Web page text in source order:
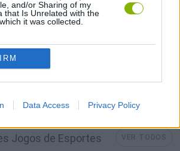
and/or Sharing of my
that Is Unrelated with the
it was collected.
Data Access Privacy Policy
Jogos de Esportes